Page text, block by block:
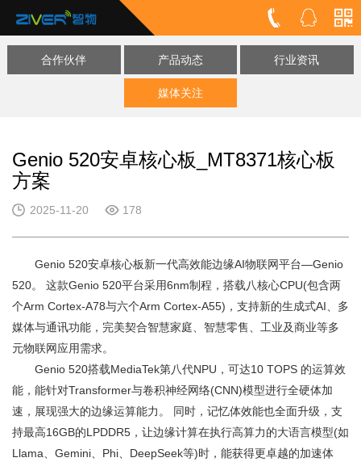
合作伙伴 产品动态 行业资讯
媒体关注
Genio 520安卓核心板_MT8371核心板
方案
2025-11-20 178
Genio 520安卓核心板新一代高效能边缘AI物联网平台—Genio
520。 这款Genio 520平台采用6nm制程，搭载八核心CPU(包含两
个Arm Cortex-A78与六个Arm Cortex-A55)，支持新的生成式AI、多
媒体与通讯功能，完美契合智慧家庭、智慧零售、工业及商业等多
元物联网应用需求。
Genio 520搭载MediaTek第八代NPU，可达10 TOPS 的运算效
能，能针对Transformer与卷积神经网络(CNN)模型进行全硬体加
速，展现强大的边缘运算能力。 同时，记忆体效能也全面升级，支
持最高16GB的LPDDR5，让边缘计算在执行高算力的大语言模型(如
Llama、Gemini、Phi、DeepSeek等)时，能获得更卓越的加速体